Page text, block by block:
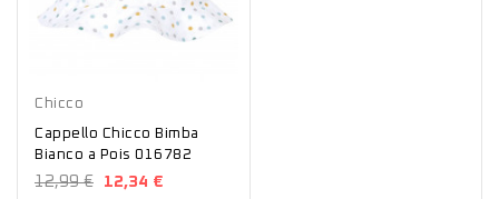
Chicco
Cappello Chicco Bimba
Bianco a Pois 016782
12,99 € 12,34 €